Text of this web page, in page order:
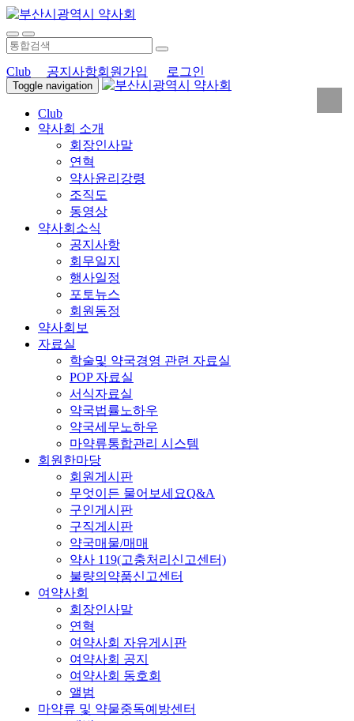
Club 공지사항회원가입 로그인
Toggle navigation
Club
약사회 소개
회장인사말
연혁
약사윤리강령
조직도
동영상
약사회소식
공지사항
회무일지
행사일정
포토뉴스
회원동정
약사회보
자료실
학술및 약국경영 관련 자료실
POP 자료실
서식자료실
약국법률노하우
약국세무노하우
마약류통합관리 시스템
회원한마당
회원게시판
무엇이든 물어보세요Q&A
구인게시판
구직게시판
약국매물/매매
약사 119(고충처리신고센터)
불량의약품신고센터
여약사회
회장인사말
연혁
여약사회 자유게시판
여약사회 공지
여약사회 동호회
앨범
마약류 및 약물중독예방센터